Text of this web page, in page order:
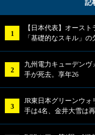
記
【日本代表】オース
「基礎的なスキル」
九州電力キューデンヴ
手が死去。享年26
JR東日本グリーンウ
手は4名、金井大雪は